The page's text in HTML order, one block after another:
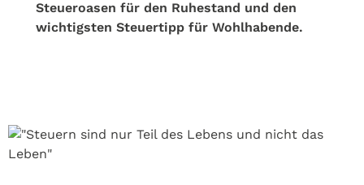
Steueroasen für den Ruhestand und den
wichtigsten Steuertipp für Wohlhabende.